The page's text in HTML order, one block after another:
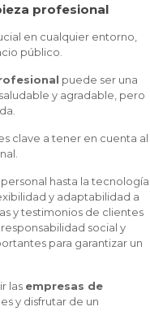
profesional
en cualquier entorno,
público.
puede ser una
y agradable, pero
clave a tener en cuenta al
hasta la tecnología
y adaptabilidad a
y testimonios de clientes
social y
para garantizar un
las empresas de
y disfrutar de un